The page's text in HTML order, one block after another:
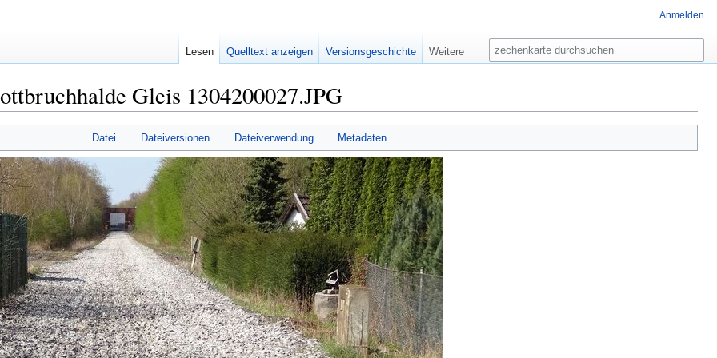
Gleis 1304200027.JPG
Datei Dateiversionen Dateiverwendung Metadaten
Anmelden
Lesen Quelltext anzeigen Versionsgeschichte Weitere
Suche